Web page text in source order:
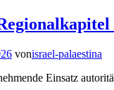
vonisrael-palaestina
Einsatz